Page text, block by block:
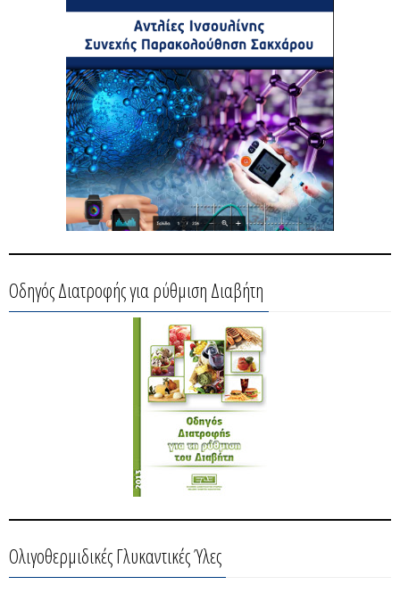
Οδηγός Διατροφής για ρύθμιση Διαβήτη
Ολιγοθερμιδικές Γλυκαντικές Ύλες